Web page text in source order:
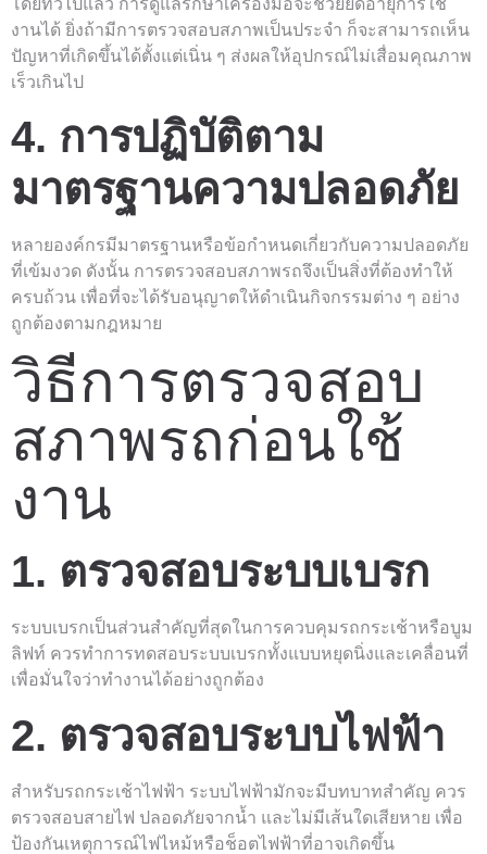
งานได้ ยิ่งถ้ามีการตรวจสอบสภาพเป็นประจำ ก็จะสามารถเห็น
ปัญหาที่เกิดขึ้นได้ตั้งแต่เนิ่น ๆ ส่งผลให้อุปกรณ์ไม่เสื่อมคุณภาพ
เร็วเกินไป
4. การปฏิบัติตาม
มาตรฐานความปลอดภัย
หลายองค์กรมีมาตรฐานหรือข้อกำหนดเกี่ยวกับความปลอดภัย
ที่เข้มงวด ดังนั้น การตรวจสอบสภาพรถจึงเป็นสิ่งที่ต้องทำให้
ครบถ้วน เพื่อที่จะได้รับอนุญาตให้ดำเนินกิจกรรมต่าง ๆ อย่าง
ถูกต้องตามกฎหมาย
วิธีการตรวจสอบ
สภาพรถก่อนใช้
งาน
1. ตรวจสอบระบบเบรก
ระบบเบรกเป็นส่วนสำคัญที่สุดในการควบคุมรถกระเช้าหรือบูม
ลิฟท์ ควรทำการทดสอบระบบเบรกทั้งแบบหยุดนิ่งและเคลื่อนที่
เพื่อมั่นใจว่าทำงานได้อย่างถูกต้อง
2. ตรวจสอบระบบไฟฟ้า
สำหรับรถกระเช้าไฟฟ้า ระบบไฟฟ้ามักจะมีบทบาทสำคัญ ควร
ตรวจสอบสายไฟ ปลอดภัยจากน้ำ และไม่มีเส้นใดเสียหาย เพื่อ
ป้องกันเหตุการณ์ไฟไหม้หรือช็อตไฟฟ้าที่อาจเกิดขึ้น